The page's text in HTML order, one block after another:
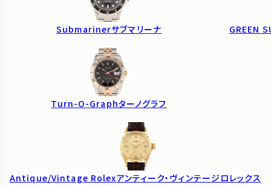
Submarinerサブマリーナ GREEN
Turn-O-Graphターノグラフ
Antique/Vintage Rolexアンティーク・ヴィンテージロレックス